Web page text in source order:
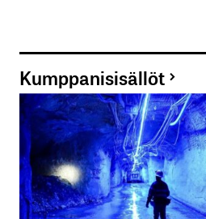
Kumppanisisällöt